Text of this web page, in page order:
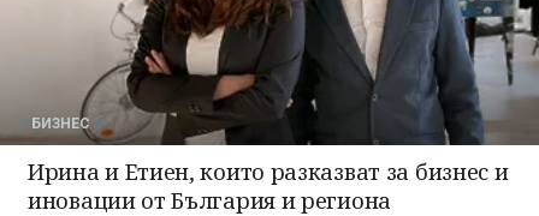
БИЗНЕС
Ирина и Етиен, които разказват за бизнес и
иновации от България и региона